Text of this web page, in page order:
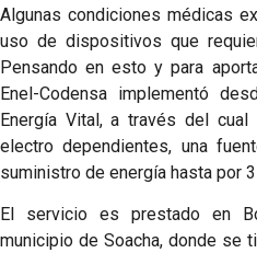
Algunas condiciones médicas
uso de dispositivos que
Pensando en esto y para
Enel-Codensa implementó
Energía Vital, a través del
electro dependientes, una
suministro de energía hasta por
El servicio es prestado en
municipio de Soacha, donde se